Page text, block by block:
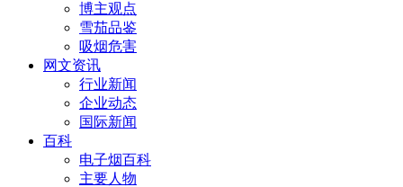
博主观点
雪茄品鉴
吸烟危害
网文资讯
行业新闻
企业动态
国际新闻
百科
电子烟百科
主要人物